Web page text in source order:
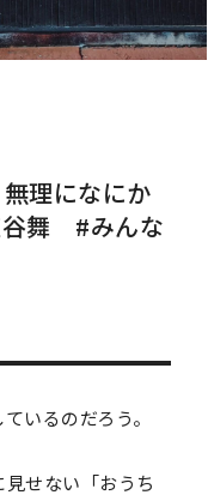
理になにか
谷舞 #みんな
いるのだろう。
せない「おうち